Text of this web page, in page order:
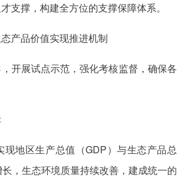
支撑，构建全方位的支撑保障体系。
态产品价值实现推进机制
开展试点示范，强化考核监督，确保各
现地区生产总值（GDP）与生态产品总
，生态环境质量持续改善，建成统一的